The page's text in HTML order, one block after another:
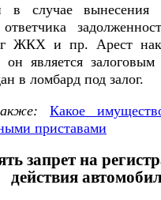
в случае вынесения
ЖКХ и пр. Арест
он является
в ломбард под залог.
Какое
приставами
запрет на
действия